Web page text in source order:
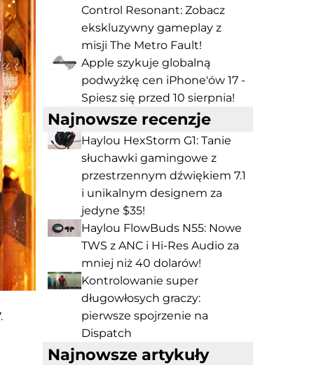
Control Resonant: Zobacz
ekskluzywny gameplay z
misji The Metro Fault!
Apple szykuje globalną
podwyżkę cen iPhone'ów 17 -
Spiesz się przed 10 sierpnia!
Najnowsze recenzje
Haylou HexStorm G1: Tanie
słuchawki gamingowe z
przestrzennym dźwiękiem 7.1
i unikalnym designem za
jedyne $35!
Haylou FlowBuds N55: Nowe
TWS z ANC i Hi-Res Audio za
mniej niż 40 dolarów!
Kontrolowanie super
długowłosych graczy:
pierwsze spojrzenie na
Dispatch
Najnowsze artykuły